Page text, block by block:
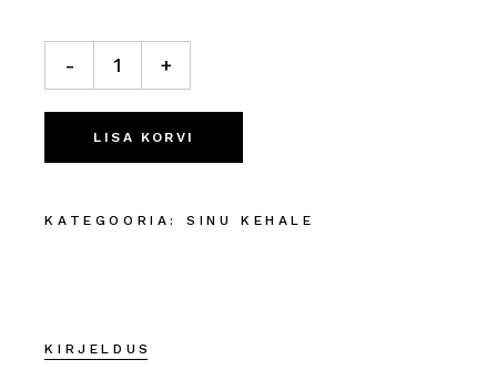
Vahustatud kehakoorija „CocoLaim" quantity
- +
LISA KORVI
KATEGOORIA: SINU KEHALE
KIRJELDUS